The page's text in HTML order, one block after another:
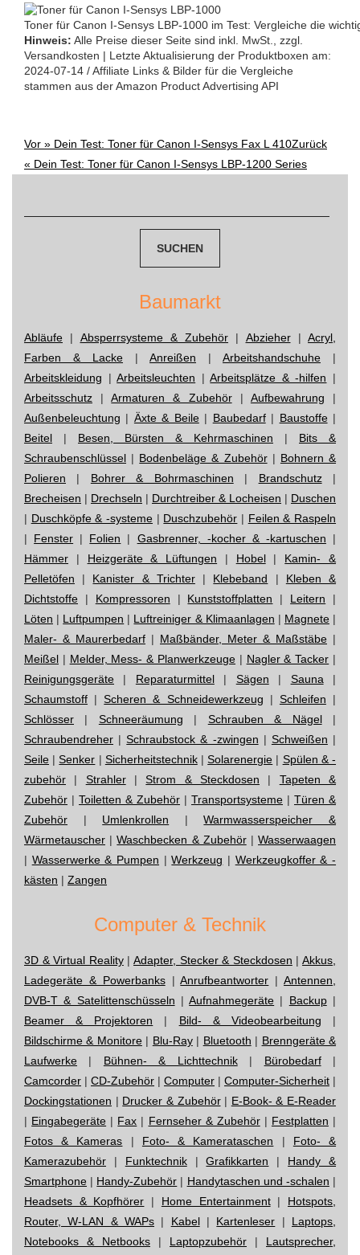
Toner für Canon I-Sensys LBP-1000 im Test: Vergleiche die
Hinweis: Alle Preise dieser Seite sind inkl. MwSt., zzgl.
Versandkosten | Letzte Aktualisierung der Produktboxen am:
2024-07-14 / Affiliate Links & Bilder für die Vergleiche
stammen aus der Amazon Product Advertising API
Post
Vor » Dein Test: Toner für Canon I-Sensys Fax L 410Zurück
« Dein Test: Toner für Canon I-Sensys LBP-1200 Series
Baumarkt
Abläufe | Absperrsysteme & Zubehör | Abzieher| Acryl,
Farben & Lacke | Anreißen | Arbeitshandschuhe |
Arbeitskleidung |Arbeitsleuchten |Arbeitsplätze & -hilfen |
Arbeitsschutz |Armaturen & Zubehör| Aufbewahrung |
Außenbeleuchtung | Äxte & Beile| Baubedarf| Baustoffe|
Beitel | Besen, Bürsten & Kehrmaschinen | Bits &
Schraubenschlüssel | Bodenbeläge & Zubehör| Bohnern &
Polieren | Bohrer & Bohrmaschinen | Brandschutz|
Brecheisen | Drechseln | Durchtreiber & Locheisen | Duschen
| Duschköpfe & -systeme | Duschzubehör | Feilen & Raspeln
| Fenster | Folien | Gasbrenner, -kocher & -kartuschen |
Hämmer | Heizgeräte & Lüftungen | Hobel| Kamin- &
Pelletöfen | Kanister & Trichter| Klebeband | Kleben &
Dichtstoffe | Kompressoren | Kunststoffplatten | Leitern |
Löten | Luftpumpen | Luftreiniger & Klimaanlagen | Magnete|
Maler- & Maurerbedarf | Maßbänder, Meter & Maßstäbe |
Meißel | Melder, Mess- & Planwerkzeuge | Nagler & Tacker |
Reinigungsgeräte | Reparaturmittel| Sägen | Sauna |
Schaumstoff |Scheren & Schneidewerkzeug | Schleifen |
Schlösser | Schneeräumung | Schrauben & Nägel|
Schraubendreher |Schraubstock & -zwingen | Schweißen |
Seile |Senker | Sicherheitstechnik|Solarenergie | Spülen & -
zubehör | Strahler|Strom & Steckdosen | Tapeten &
Zubehör | Toiletten & Zubehör | Transportsysteme | Türen &
Zubehör | Umlenkrollen |Warmwasserspeicher &
Wärmetauscher |Waschbecken & Zubehör|Wasserwaagen
| Wasserwerke & Pumpen |Werkzeug | Werkzeugkoffer & -
kästen | Zangen
Computer & Technik
3D & Virtual Reality|Adapter, Stecker & Steckdosen |Akkus,
Ladegeräte & Powerbanks|Anrufbeantworter |Antennen,
DVB-T & Satelittenschüsseln |Aufnahmegeräte | Backup|
Beamer & Projektoren | Bild- & Videobearbeitung |
Bildschirme & Monitore| Blu-Ray| Bluetooth | Brenngeräte &
Laufwerke | Bühnen- & Lichttechnik| Bürobedarf|
Camcorder | CD-Zubehör | Computer | Computer-Sicherheit |
Dockingstationen | Drucker & Zubehör| E-Book- & E-Reader
| Eingabegeräte | Fax | Fernseher & Zubehör| Festplatten |
Fotos & Kameras | Foto- & Kamerataschen | Foto- &
Kamerazubehör | Funktechnik|Grafikkarten | Handy &
Smartphone | Handy-Zubehör | Handytaschen und -schalen |
Headsets & Kopfhörer | Home Entertainment| Hotspots,
Router, W-LAN & WAPs | Kabel| Kartenleser | Laptops,
Notebooks & Netbooks | Laptopzubehör | Lautsprecher,